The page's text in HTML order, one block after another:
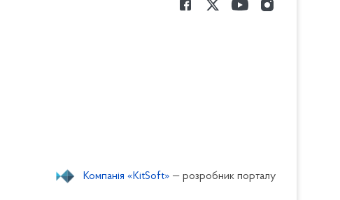
Компанія «KitSoft» — розробник порталу